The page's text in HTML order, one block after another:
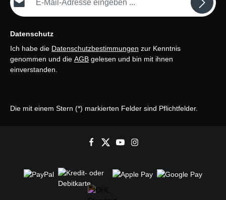
Datenschutz
Ich habe die Datenschutzbestimmungen zur Kenntnis
genommen und die AGB gelesen und bin mit ihnen
einverstanden.
Die mit einem Stern (*) markierten Felder sind Pflichtfelder.